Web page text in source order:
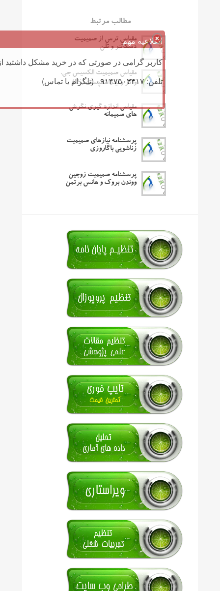
مطالب مرتبط
مقیاس ترس از صمیمیت
دسکاتنر و ثلن
مقیاس صمیمیت الکسیس جی.
واکر و لیندا تامپسون (IS)
مقیاس اندازه گیری نگرش
های صمیمانه
پرسشنامه نیازهای صمیمیت
زناشویی باگاروزی
پرسشنامه صمیمیت زوجین
ووندن بروک و هانس برتمن
اطلاعیه مهم
کاربر گرامی در صورتی که در خرید مشکل داشتید
تلفن: ۰۹۱۴۷۵۰۳۳۱۷ (تلگرام یا تماس)